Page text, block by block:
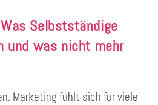
Selbstständige
und was nicht mehr
Marketing fühlt sich für viele